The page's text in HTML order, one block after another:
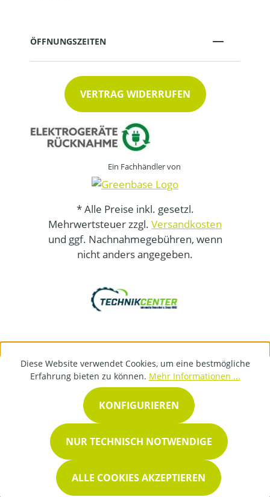
ÖFFNUNGSZEITEN
VERTRAG WIDERRUFEN
Ein Fachhändler von
* Alle Preise inkl. gesetzl.
Mehrwertsteuer zzgl. Versandkosten
und ggf. Nachnahmegebühren, wenn
nicht anders angegeben.
Diese Website verwendet Cookies, um eine bestmögliche
Erfahrung bieten zu können. Mehr Informationen ...
NUR TECHNISCH NOTWENDIGE
KONFIGURIEREN
ALLE COOKIES AKZEPTIEREN